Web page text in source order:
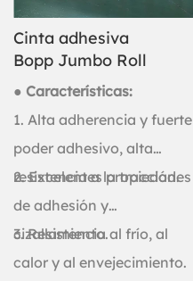
Cinta adhesiva
Bopp Jumbo Roll
● Características:
1. Alta adherencia y fuerte
poder adhesivo, alta
resistencia a la tracción.
2. Excelentes propiedades
de adhesión y
cizallamiento.
3. Resistencia al frío, al
calor y al envejecimiento.